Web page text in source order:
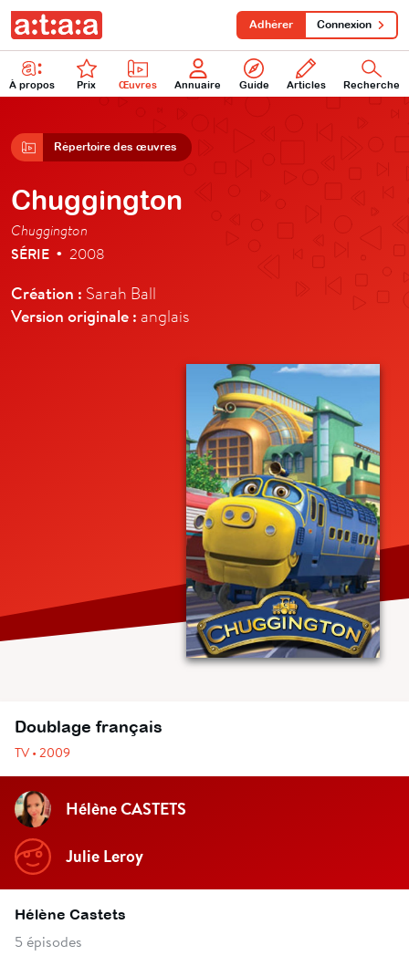
À propos Prix Œuvres Annuaire Guide Articles Recherche
Adhérer Connexion
Répertoire des œuvres
Chuggington
Chuggington
SÉRIE • 2008
Création : Sarah Ball
Version originale : anglais
Doublage français
TV • 2009
Hélène CASTETS
Julie Leroy
Hélène Castets
5 épisodes